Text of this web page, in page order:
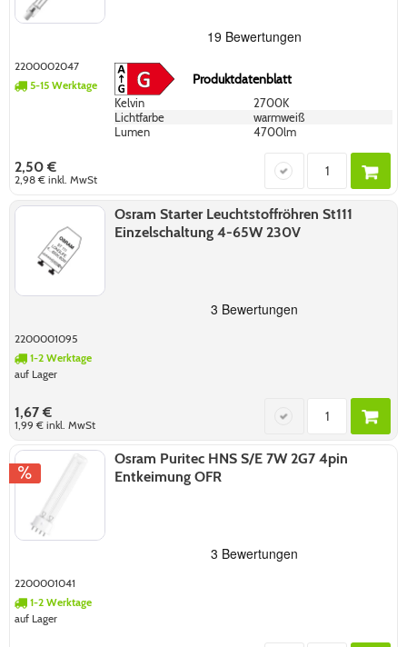
2200002047
5-15 Werktage
Produktdatenblatt
Kelvin
2700K
Lichtfarbe
warmweiß
Lumen
4700lm
2,50 €
2,98 €inkl. MwSt
Osram Starter Leuchtstoffröhren St111
Einzelschaltung 4-65W 230V
2200001095
1-2 Werktage
auf Lager
1,67 €
1,99 €inkl. MwSt
Osram Puritec HNS S/E 7W 2G7 4pin
Entkeimung OFR
2200001041
1-2 Werktage
auf Lager